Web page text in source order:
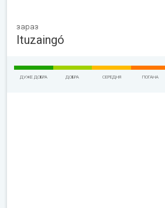
зараз
Ituzaingó
ДУЖЕ ДОБРА ДОБРА СЕРЕДНЯ ПОГАНА